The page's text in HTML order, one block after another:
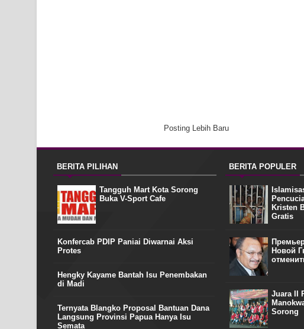
Posting Lebih Baru
BERITA PILIHAN
Tangguh Mart Kota Sorong
Buka V-Sport Cafe
Konfercab PDIP Paniai Diwarnai Aksi
Protes
Hengky Kayame Bantah Isu Penembakan
di Madi
Ternyata Blangko Proposal Bantuan Dana
Langsung Provinsi Papua Hanya Isu
Semata
BERITA POPULER
Kristen
Gratis
Новой
Juara II
Sorong